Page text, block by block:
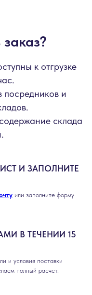
к отгрузке
и
склада
И ЗАПОЛНИТЕ
или заполните форму
В ТЕЧЕНИИ 15
и условия поставки
полный расчет.